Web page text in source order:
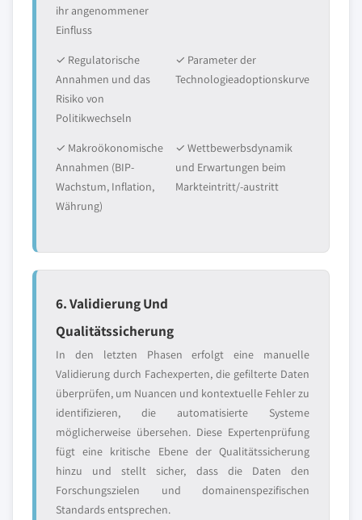
ihr angenommener
Einfluss
✓ Regulatorische
Annahmen und das
Risiko von
Politikwechseln
✓ Parameter der
Technologieadoptionskurve
✓ Makroökonomische
Annahmen (BIP-
Wachstum, Inflation,
Währung)
✓ Wettbewerbsdynamik
und Erwartungen beim
Markteintritt/-austritt
6. Validierung Und
Qualitätssicherung
In den letzten Phasen erfolgt eine manuelle
Validierung durch Fachexperten, die gefilterte Daten
überprüfen, um Nuancen und kontextuelle Fehler zu
identifizieren, die automatisierte Systeme
möglicherweise übersehen. Diese Expertenprüfung
fügt eine kritische Ebene der Qualitätssicherung
hinzu und stellt sicher, dass die Daten den
Forschungszielen und domainenspezifischen
Standards entsprechen.